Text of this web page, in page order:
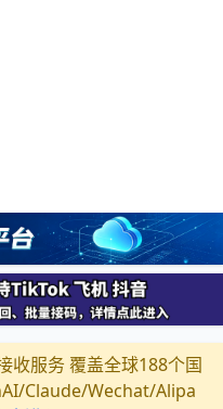
收服务 覆盖全球188个国
Claude/Wechat/Alipa